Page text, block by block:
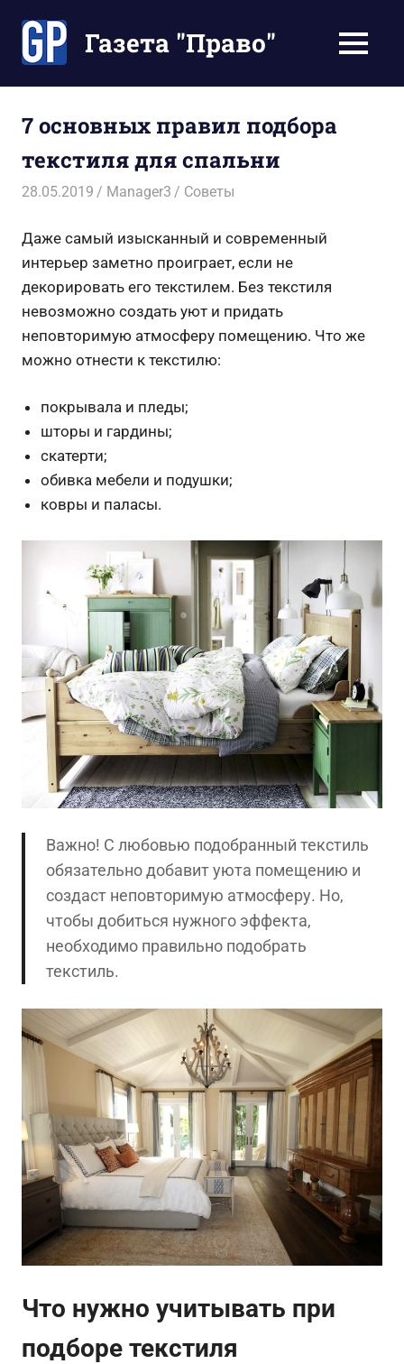
содержимомуГазета "Право"
Ваше
время
МЕНЮ
7 основных правил подбора
текстиля для спальни
28.05.2019 Manager3 Советы
Даже самый изысканный и современный
интерьер заметно проиграет, если не
декорировать его текстилем. Без текстиля
невозможно создать уют и придать
неповторимую атмосферу помещению. Что же
можно отнести к текстилю:
покрывала и пледы;
шторы и гардины;
скатерти;
обивка мебели и подушки;
ковры и паласы.
Важно! С любовью подобранный текстиль
обязательно добавит уюта помещению и
создаст неповторимую атмосферу. Но,
чтобы добиться нужного эффекта,
необходимо правильно подобрать
текстиль.
Что нужно учитывать при
подборе текстиля